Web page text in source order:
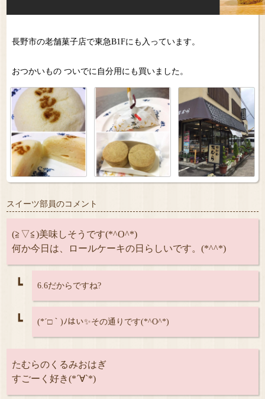
長野市の老舗菓子店で東急B1Fにも入っています。
おつかいもの ついでに自分用にも買いました。
スイーツ部員のコメント
(≧▽≦)美味しそうです(*^O^*)
何か今日は、ロールケーキの日らしいです。(*^^*)
┗ 6.6だからですね?
┗ (*´□｀)ﾉはい✨その通りです(*^O^*)
たむらのくるみおはぎ
すごーく好き(*´∀`*)